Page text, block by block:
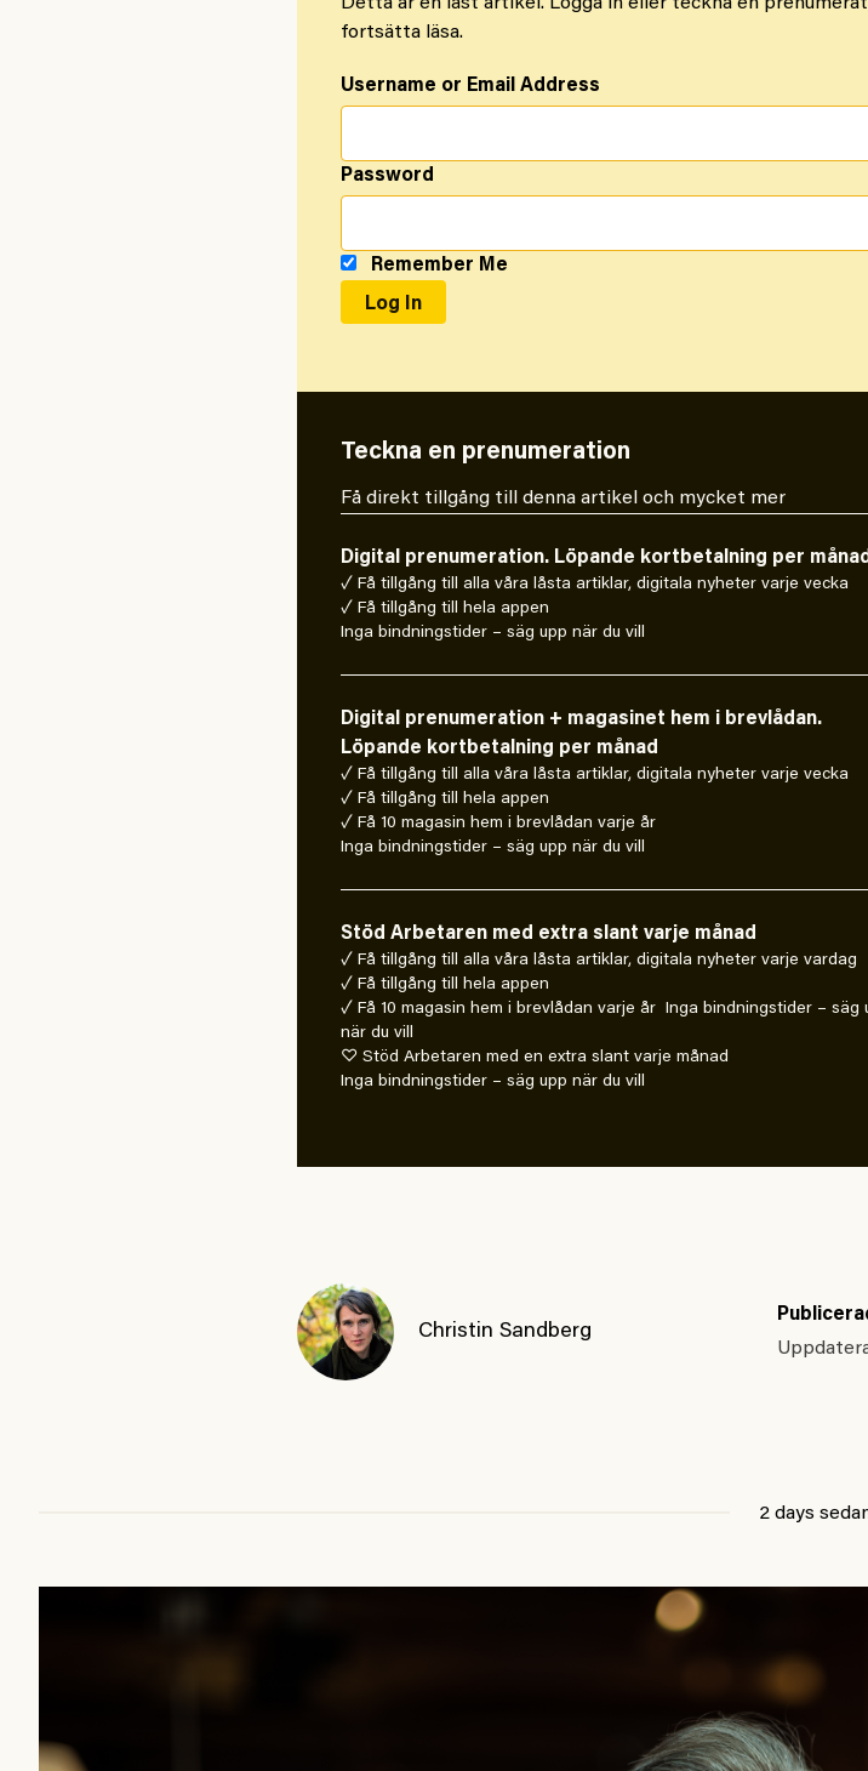
fortsätta läsa.
Username or Email Address
Password
Remember Me
Teckna en prenumeration
Få direkt tillgång till denna artikel och mycket mer
Digital prenumeration. Löpande kortbetalning per månad
✓ Få tillgång till alla våra låsta artiklar, digitala nyheter varje vecka
✓ Få tillgång till hela appen
Inga bindningstider – säg upp när du vill
Digital prenumeration + magasinet hem i brevlådan.
Löpande kortbetalning per månad
✓ Få tillgång till alla våra låsta artiklar, digitala nyheter varje vecka
✓ Få tillgång till hela appen
✓ Få 10 magasin hem i brevlådan varje år
Inga bindningstider – säg upp när du vill
Stöd Arbetaren med extra slant varje månad
✓ Få tillgång till alla våra låsta artiklar, digitala nyheter varje vardag
✓ Få tillgång till hela appen
✓ Få 10 magasin hem i brevlådan varje år Inga bindningstider – säg
när du vill
♡ Stöd Arbetaren med en extra slant varje månad
Inga bindningstider – säg upp när du vill
Christin Sandberg
2 days